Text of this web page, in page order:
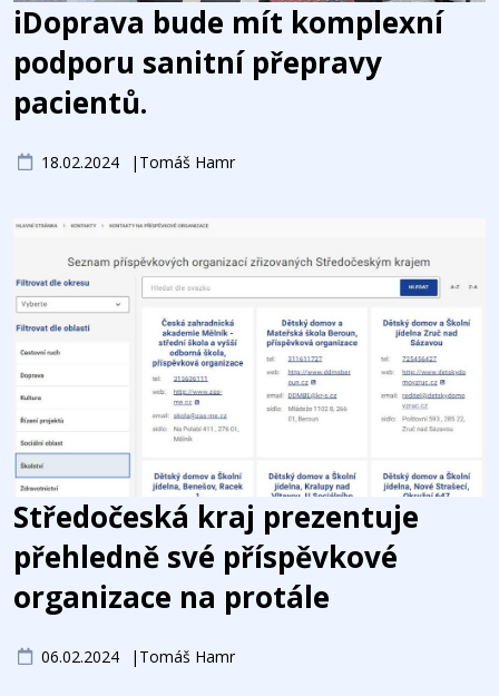
iDoprava bude mít komplexní
podporu sanitní přepravy
pacientů.
18.02.2024 Tomáš Hamr
Středočeská kraj prezentuje
přehledně své příspěvkové
organizace na protále
06.02.2024 Tomáš Hamr